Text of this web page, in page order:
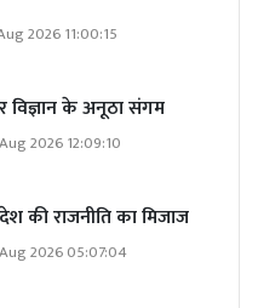
2026 11:00:15
विज्ञान के अनूठा संगम
2026 12:09:10
की राजनीति का मिजाज
2026 05:07:04